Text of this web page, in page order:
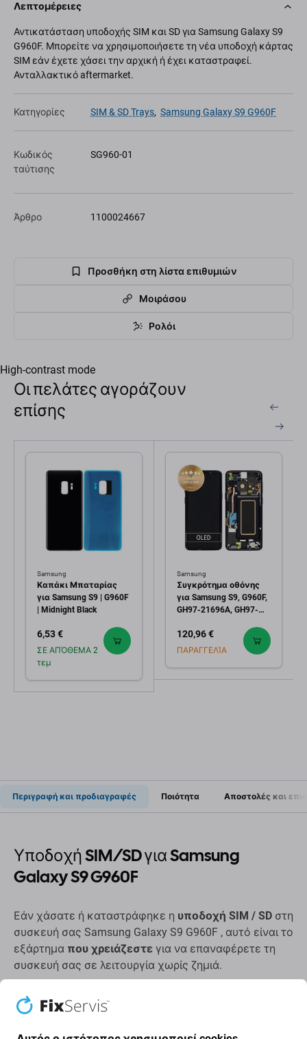
Λεπτομέρειες
Αντικατάσταση υποδοχής SIM και SD για Samsung Galaxy S9
G960F. Μπορείτε να χρησιμοποιήσετε τη νέα υποδοχή κάρτας
SIM εάν έχετε χάσει την αρχική ή έχει καταστραφεί.
Ανταλλακτικό aftermarket.
Κατηγορίες SIM & SD Trays, Samsung Galaxy S9 G960F
Κωδικός
ταύτισης
SG960-01
Άρθρο 1100024667
Προσθήκη στη λίστα επιθυμιών
Μοιράσου
Ρολόι
High-contrast mode
Οι πελάτες αγοράζουν
επίσης
Samsung
Καπάκι Μπαταρίας
για Samsung S9 | G960F
| Midnight Black
6,53 €
ΣΕ ΑΠΌΘΕΜΑ 2
τεμ
Samsung
Συγκρότημα οθόνης
για Samsung S9, G960F,
GH97-21696A, GH97-
Midnight Black, Service
Pack
120,96 €
ΠΑΡΑΓΓΕΛΊΑ
Περιγραφή και προδιαγραφές Ποιότητα Αποστολές και
Υποδοχή SIM/SD για Samsung
Galaxy S9 G960F
Εάν χάσατε ή καταστράφηκε η υποδοχή SIM / SD στη
συσκευή σας Samsung Galaxy S9 G960F , αυτό είναι το
εξάρτημα που χρειάζεστε για να επαναφέρετε τη
συσκευή σας σε λειτουργία χωρίς ζημιά.
Ποιότητα ανταλλακτικών
Ποιότητα: Aftermarket - Τα ανταλλακτικά που